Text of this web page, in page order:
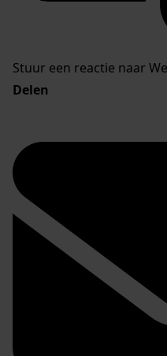
Stuur een reactie naar
Delen